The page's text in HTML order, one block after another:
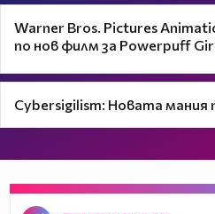
Warner Bros. Pictures
по нов филм за Powerpuff
Cybersigilism: Новата